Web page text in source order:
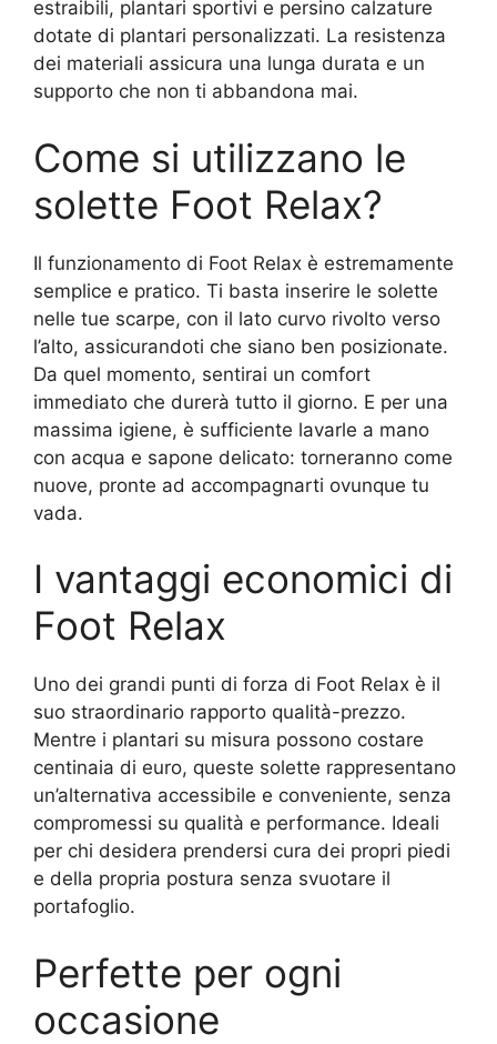
estraibili, plantari sportivi e persino calzature
dotate di plantari personalizzati. La resistenza
dei materiali assicura una lunga durata e un
supporto che non ti abbandona mai.
Come si utilizzano le
solette Foot Relax?
Il funzionamento di Foot Relax è estremamente
semplice e pratico. Ti basta inserire le solette
nelle tue scarpe, con il lato curvo rivolto verso
l’alto, assicurandoti che siano ben posizionate.
Da quel momento, sentirai un comfort
immediato che durerà tutto il giorno. E per una
massima igiene, è sufficiente lavarle a mano
con acqua e sapone delicato: torneranno come
nuove, pronte ad accompagnarti ovunque tu
vada.
I vantaggi economici di
Foot Relax
Uno dei grandi punti di forza di Foot Relax è il
suo straordinario rapporto qualità-prezzo.
Mentre i plantari su misura possono costare
centinaia di euro, queste solette rappresentano
un’alternativa accessibile e conveniente, senza
compromessi su qualità e performance. Ideali
per chi desidera prendersi cura dei propri piedi
e della propria postura senza svuotare il
portafoglio.
Perfette per ogni
occasione